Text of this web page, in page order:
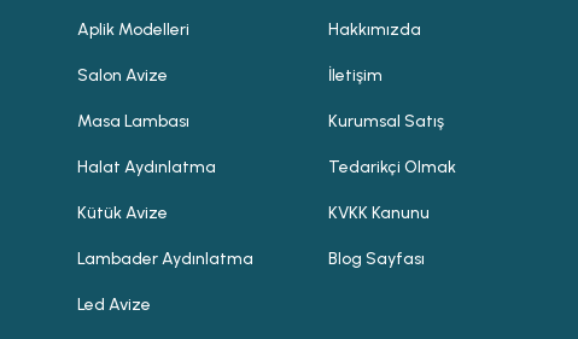
Aplik Modelleri
Salon Avize
Masa Lambası
Halat Aydınlatma
Kütük Avize
Lambader Aydınlatma
Led Avize
Hakkımızda
İletişim
Kurumsal Satış
Tedarikçi Olmak
KVKK Kanunu
Blog Sayfası